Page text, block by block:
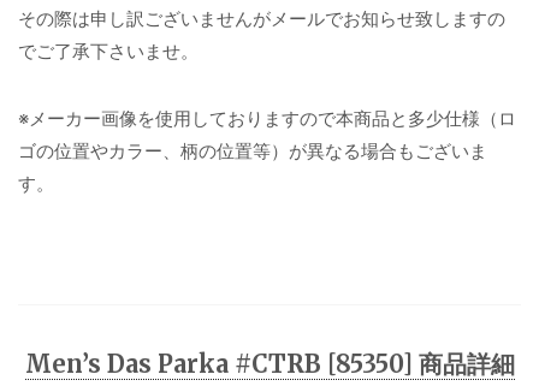
その際は申し訳ございませんがメールでお知らせ致しますの
でご了承下さいませ。
※メーカー画像を使用しておりますので本商品と多少仕様（ロ
ゴの位置やカラー、柄の位置等）が異なる場合もございま
す。
Men’s Das Parka #CTRB [85350] 商品詳細